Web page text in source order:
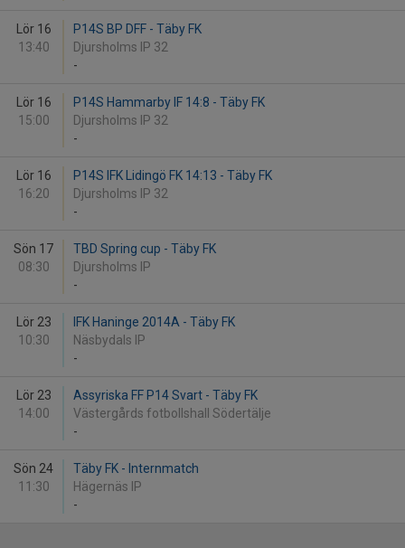
Lör 16
13:40
P14S BP DFF - Täby FK
Djursholms IP 32
-
Lör 16
15:00
P14S Hammarby IF 14:8 - Täby FK
Djursholms IP 32
-
Lör 16
16:20
P14S IFK Lidingö FK 14:13 - Täby FK
Djursholms IP 32
-
Sön 17
08:30
TBD Spring cup - Täby FK
Djursholms IP
-
Lör 23
10:30
IFK Haninge 2014A - Täby FK
Näsbydals IP
-
Lör 23
14:00
Assyriska FF P14 Svart - Täby FK
Västergårds fotbollshall Södertälje
-
Sön 24
11:30
Täby FK - Internmatch
Hägernäs IP
-